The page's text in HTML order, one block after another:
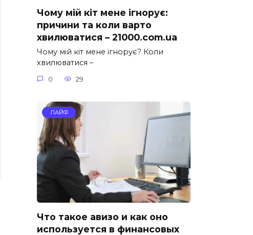
Чому мій кіт мене ігнорує:
причини та коли варто
хвилюватися – 21000.com.ua
Чому мій кіт мене ігнорує? Коли
хвилюватися –
0 29
ЛАЙФ
Что такое авизо и как оно
используется в финансовых